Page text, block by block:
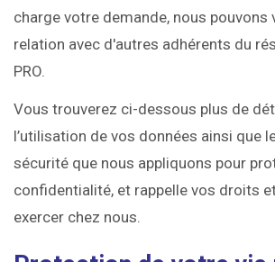
charge votre demande, nous pouvons
relation avec d'autres adhérents du
PRO.
Vous trouverez ci-dessous plus de
l’utilisation de vos données ainsi que
sécurité que nous appliquons pour
confidentialité, et rappelle vos droits
exercer chez nous.